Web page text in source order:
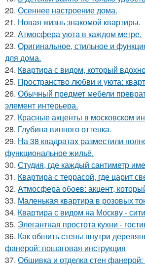
20. Осеннее настроение дома.
21. Новая жизнь знакомой квартиры.
22. Атмосфера уюта в каждом метре.
23. Оригинальное, стильное и
для дома.
24. Квартира с видом, который
25. Пространство любви и уюта:
26. Обычный предмет мебели
элемент интерьера.
27. Красные акценты в московском
28. Глубина винного оттенка.
29. На 38 квадратах разместили
функциональное жильё.
30. Студия, где каждый сантиметр
31. Квартира с террасой, где царит
32. Атмосфера обоев: акцент,
33. Маленькая квартира в розовых
34. Квартира с видом на Москву -
35. Элегантная простота кухни -
36. Как обшить стены внутри
фанерой: пошаговая инструкция
37. Обшивка и отделка стен